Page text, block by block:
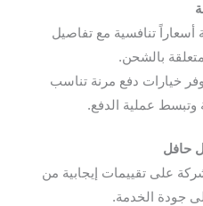
أسعاراً تنافسية مع تفاصيل
بالشحن.
خيارات دفع مرنة تناسب
وتبسط عملية الدفع.
حافل
على تقييمات إيجابية من
جودة الخدمة.